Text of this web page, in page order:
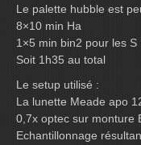
Le palette hubble est
8×10 min Ha
1×5 min bin2 pour les S
Soit 1h35 au total
Le setup utilisé :
La lunette Meade apo
0,7x optec sur monture
Echantillonnage